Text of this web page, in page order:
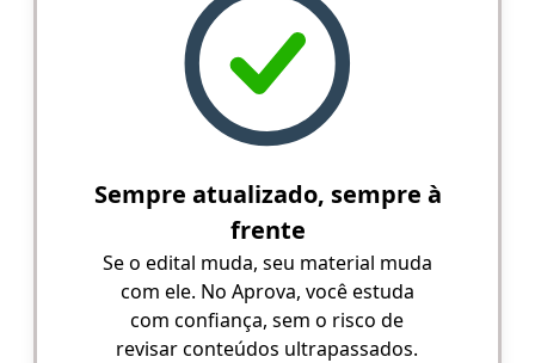
Sempre atualizado, sempre à
frente
Se o edital muda, seu material muda
com ele. No Aprova, você estuda
com confiança, sem o risco de
revisar conteúdos ultrapassados.